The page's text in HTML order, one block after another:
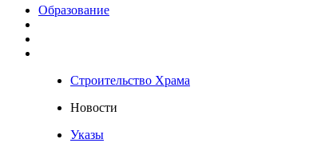
Образование
Строительство Храма
Новости
Указы